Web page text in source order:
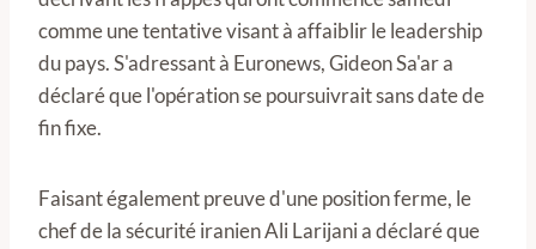
comme une tentative visant à affaiblir le leadership
du pays. S'adressant à Euronews, Gideon Sa'ar a
déclaré que l'opération se poursuivrait sans date de
fin fixe.
Faisant également preuve d'une position ferme, le
chef de la sécurité iranien Ali Larijani a déclaré que